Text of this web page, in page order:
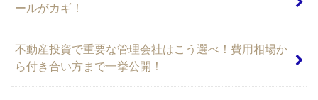
ールがカギ！
不動産投資で重要な管理会社はこう選べ！費用相場か
ら付き合い方まで一挙公開！